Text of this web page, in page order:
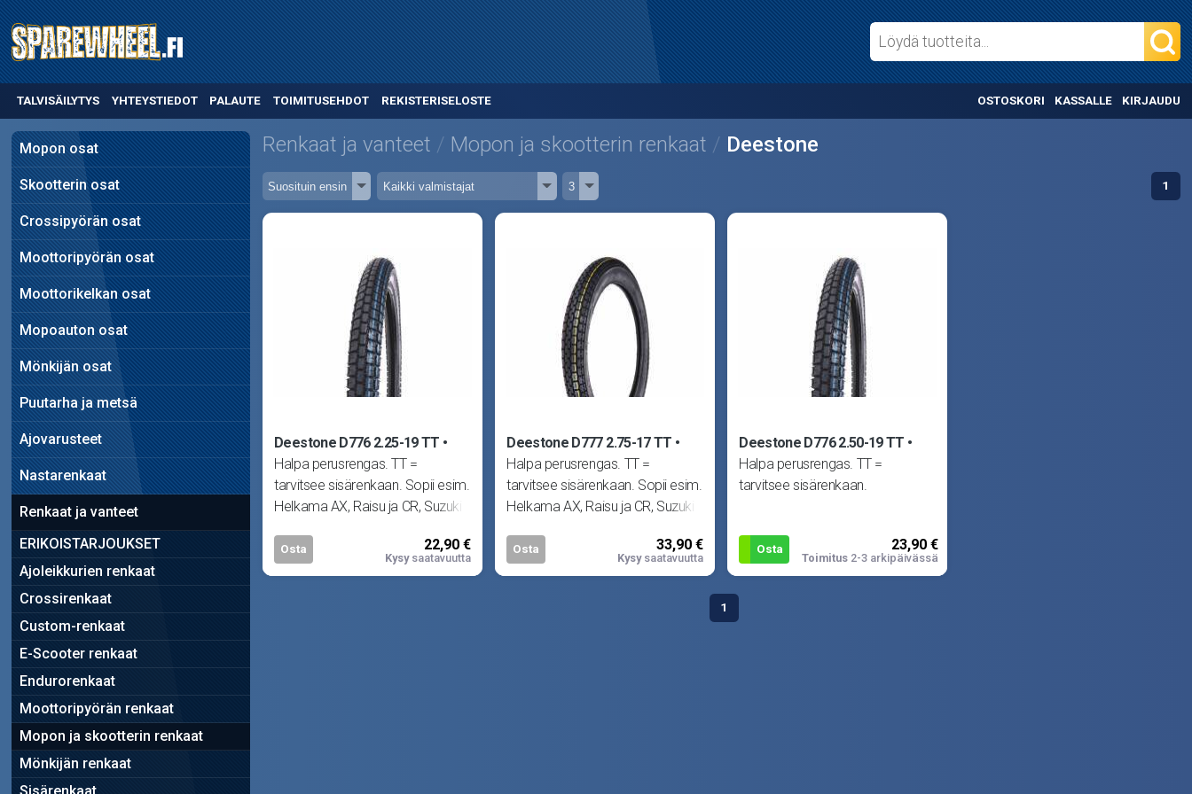
TALVISÄILYTYS YHTEYSTIEDOT PALAUTE TOIMITUSEHDOT REKISTERISELOSTE OSTOSKORI KASSALLE KIRJAUDU
Mopon osat
Skootterin osat
Crossipyörän osat
Moottoripyörän osat
Moottorikelkan osat
Mopoauton osat
Mönkijän osat
Puutarha ja metsä
Ajovarusteet
Nastarenkaat
Renkaat ja vanteet
ERIKOISTARJOUKSET
Ajoleikkurien renkaat
Crossirenkaat
Custom-renkaat
E-Scooter renkaat
Endurorenkaat
Moottoripyörän renkaat
Mopon ja skootterin renkaat
Mönkijän renkaat
Renkaat ja vanteet Mopon ja skootterin renkaat Deestone
1
Deestone D776 2.25-19 TT
Halpa perusrengas. TT =
tarvitsee sisärenkaan. Sopii esim.
Helkama AX, Raisu ja CR, Suzuki
Osta 22,90 €
Kysysaatavuutta
Deestone D777 2.75-17 TT
Halpa perusrengas. TT =
tarvitsee sisärenkaan. Sopii esim.
Helkama AX, Raisu ja CR, Suzuki
Osta 33,90 €
Kysysaatavuutta
Deestone D776 2.50-19 TT
Halpa perusrengas. TT =
tarvitsee sisärenkaan.
Osta 23,90 €
Toimitus2-3 arkipäivässä
1